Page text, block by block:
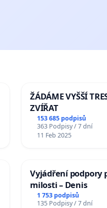
ŽÁDÁME VYŠŠÍ
ZVÍŘAT
153 685 podpisů
363 Podpisy / 7 dní
11 Feb 2025
Vyjádření podpory
milosti – Denis
1 753 podpisů
135 Podpisy / 7 dní